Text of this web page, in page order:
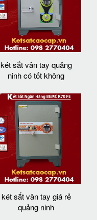
két sắt vân tay quảng
ninh có tốt không
két sắt vân tay giá rẻ
quảng ninh